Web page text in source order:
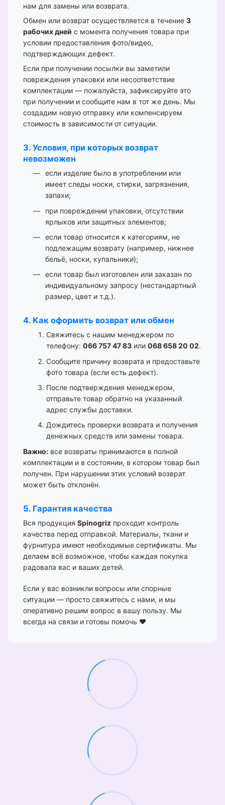
нам для замены или возврата.
Обмен или возврат осуществляется в течение 3
рабочих дней с момента получения товара при
условии предоставления фото/видео,
подтверждающих дефект.
Если при получении посылки вы заметили
повреждения упаковки или несоответствие
комплектации — пожалуйста, зафиксируйте это
при получении и сообщите нам в тот же день. Мы
создадим новую отправку или компенсируем
стоимость в зависимости от ситуации.
3. Условия, при которых возврат
невозможен
если изделие было в употреблении или
имеет следы носки, стирки, загрязнения,
запахи;
при повреждении упаковки, отсутствии
ярлыков или защитных элементов;
если товар относится к категориям, не
подлежащим возврату (например, нижнее
бельё, носки, купальники);
если товар был изготовлен или заказан по
индивидуальному запросу (нестандартный
размер, цвет и т.д.).
4. Как оформить возврат или обмен
Свяжитесь с нашим менеджером по
телефону: 066 757 47 83 или 068 658 20 02.
Сообщите причину возврата и предоставьте
фото товара (если есть дефект).
После подтверждения менеджером,
отправьте товар обратно на указанный
адрес службы доставки.
Дождитесь проверки возврата и получения
денежных средств или замены товара.
Важно: все возвраты принимаются в полной
комплектации и в состоянии, в котором товар был
получен. При нарушении этих условий возврат
может быть отклонён.
5. Гарантия качества
Вся продукция Spinogriz проходит контроль
качества перед отправкой. Материалы, ткани и
фурнитура имеют необходимые сертификаты. Мы
делаем всё возможное, чтобы каждая покупка
радовала вас и ваших детей.
Если у вас возникли вопросы или спорные
ситуации — просто свяжитесь с нами, и мы
оперативно решим вопрос в вашу пользу. Мы
всегда на связи и готовы помочь ❤️